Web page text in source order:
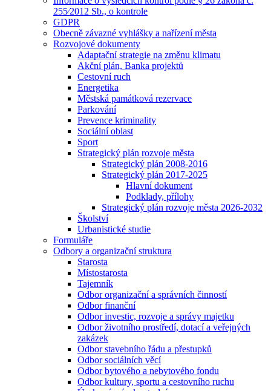
255⁄2012 Sb., o kontrole
GDPR
Obecně závazné vyhlášky a nařízení města
Rozvojové dokumenty
Adaptační strategie na změnu klimatu
Akční plán, Banka projektů
Cestovní ruch
Energetika
Městská památková rezervace
Parkování
Prevence kriminality
Sociální oblast
Sport
Strategický plán rozvoje města
Strategický plán 2008-2016
Strategický plán 2017-2025
Hlavní dokument
Podklady, přílohy
Strategický plán rozvoje města 2026-2032
Školství
Urbanistické studie
Formuláře
Odbory a organizační struktura
Starosta
Místostarosta
Tajemník
Odbor organizační a správních činností
Odbor finanční
Odbor investic, rozvoje a správy majetku
Odbor životního prostředí, dotací a veřejných
zakázek
Odbor stavebního řádu a přestupků
Odbor sociálních věcí
Odbor bytového a nebytového fondu
Odbor kultury, sportu a cestovního ruchu